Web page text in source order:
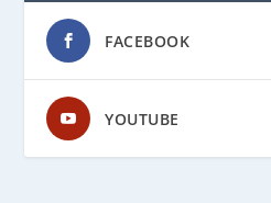
FACEBOOK
YOUTUBE